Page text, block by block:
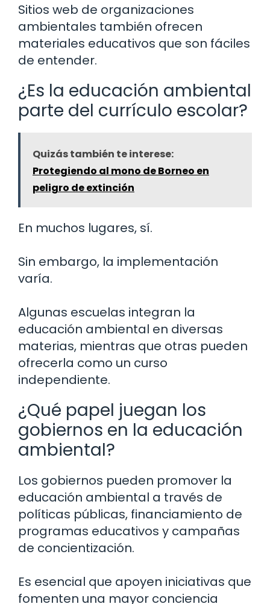
Sitios web de organizaciones
ambientales también ofrecen
materiales educativos que son fáciles
de entender.
¿Es la educación ambiental
parte del currículo escolar?
Quizás también te interese:
Protegiendo al mono de Borneo en
peligro de extinción
En muchos lugares, sí.
Sin embargo, la implementación
varía.
Algunas escuelas integran la
educación ambiental en diversas
materias, mientras que otras pueden
ofrecerla como un curso
independiente.
¿Qué papel juegan los
gobiernos en la educación
ambiental?
Los gobiernos pueden promover la
educación ambiental a través de
políticas públicas, financiamiento de
programas educativos y campañas
de concientización.
Es esencial que apoyen iniciativas que
fomenten una mayor conciencia